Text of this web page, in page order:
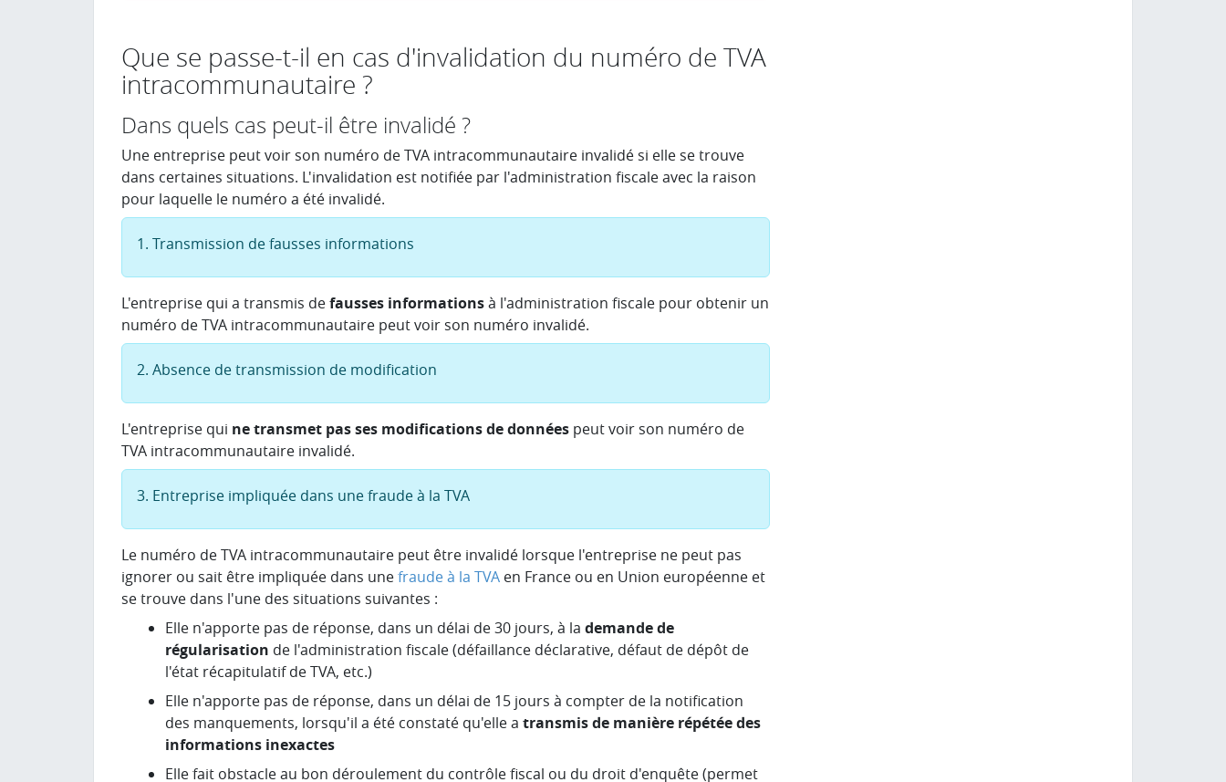
Que se passe-t-il en cas d'invalidation du numéro de TVA
intracommunautaire ?
Dans quels cas peut-il être invalidé ?
Une entreprise peut voir son numéro de TVA intracommunautaire invalidé si elle se trouve
dans certaines situations. L'invalidation est notifiée par l'administration fiscale avec la raison
pour laquelle le numéro a été invalidé.
1. Transmission de fausses informations
L'entreprise qui a transmis defausses informationsà l'administration fiscale pour obtenir un
numéro de TVA intracommunautaire peut voir son numéro invalidé.
2. Absence de transmission de modification
L'entreprise qui ne transmet pas ses modifications de données peut voir son numéro de
TVA intracommunautaire invalidé.
3. Entreprise impliquée dans une fraude à la TVA
Le numéro de TVA intracommunautaire peut être invalidé lorsque l'entreprise ne peut pas
ignorer ou sait être impliquée dans unefraude à la TVA en France ou en Union européenne et
se trouve dans l'une des situations suivantes :
Elle n'apporte pas de réponse, dans un délai de 30 jours, à la demande de
régularisation de l'administration fiscale (défaillance déclarative, défaut de dépôt de
l'état récapitulatif de TVA, etc.)
Elle n'apporte pas de réponse, dans un délai de 15 jours à compter de la notification
des manquements, lorsqu'il a été constaté qu'elle a transmis de manière répétée des
informations inexactes
Elle fait obstacle au bon déroulement du contrôle fiscal ou du droit d'enquête (permet